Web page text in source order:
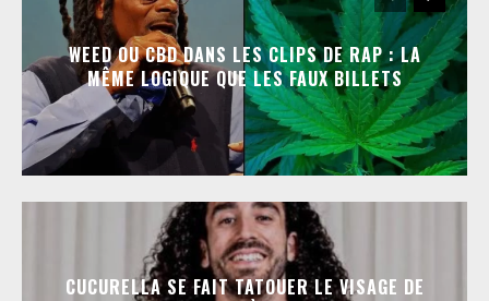
WEED OU CBD DANS LES CLIPS DE RAP : LA
MÊME LOGIQUE QUE LES FAUX BILLETS
CUCURELLA SE FAIT TATOUER LE VISAGE DE